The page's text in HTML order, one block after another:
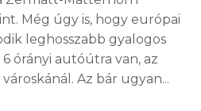
Még úgy is, hogy európai
leghosszabb gyalogos
órányi autóútra van, az
Az bár ugyan...